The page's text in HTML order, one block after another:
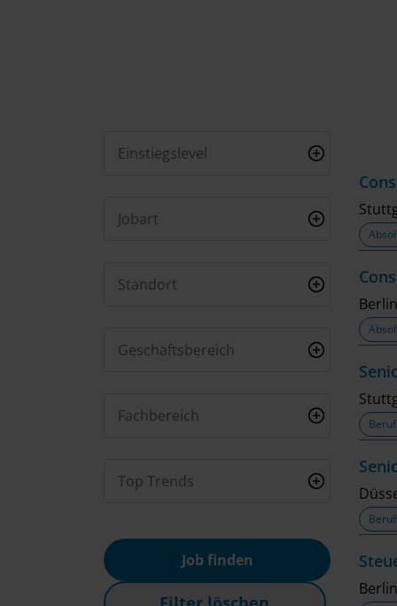
Einstiegslevel
Jobart
Standort
Geschäftsbereich
Fachbereich
Top Trends
Job finden